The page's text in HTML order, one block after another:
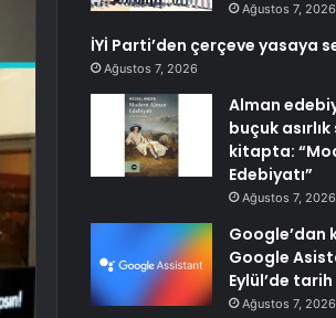
Ağustos 7, 2026
İYİ Parti’den çerçeve yasaya
Ağustos 7, 2026
Alman
buçuk
kitapta:
Edebiyatı”
Ağustos 7, 2026
Google’dan
Google
Eylül’de
Ağustos 7, 2026